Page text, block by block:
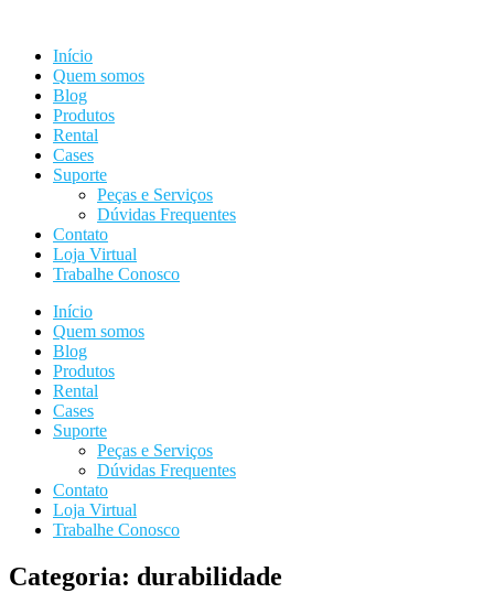
conteúdo
Início
Quem somos
Blog
Produtos
Rental
Cases
Suporte
Peças e Serviços
Dúvidas Frequentes
Contato
Loja Virtual
Trabalhe Conosco
Início
Quem somos
Blog
Produtos
Rental
Cases
Suporte
Peças e Serviços
Dúvidas Frequentes
Contato
Loja Virtual
Trabalhe Conosco
Categoria: durabilidade